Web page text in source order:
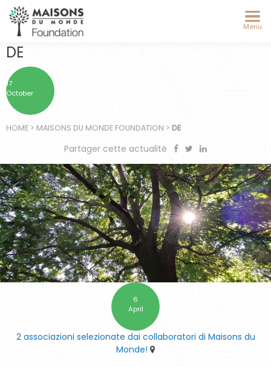
Menu
DE
17
October
HOME > MAISONS DU MONDE FOUNDATION > DE
Partager cette actualité
6
April
2 associazioni selezionate dai collaboratori di Maisons du
Monde!